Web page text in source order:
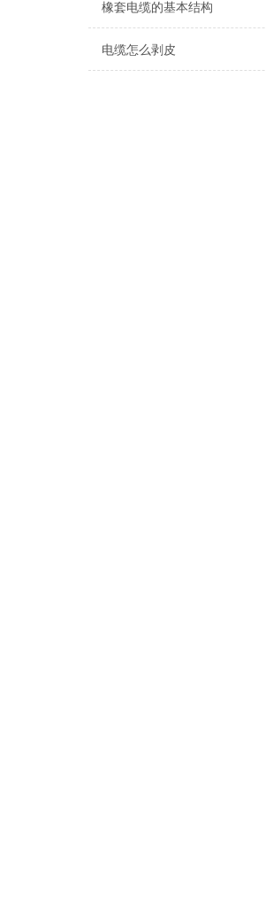
橡套电缆的基本结构
电缆怎么剥皮